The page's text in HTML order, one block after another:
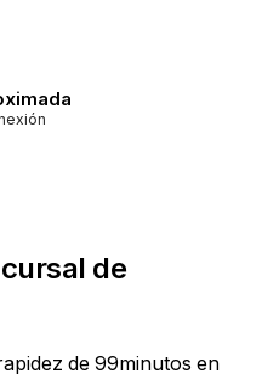
de
de 99minutos en